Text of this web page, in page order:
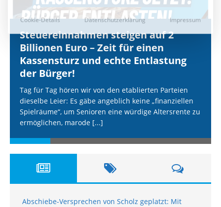
Steuereinnahmen steigen auf 2
Billionen Euro – Zeit für einen
Kassensturz und echte Entlastung
der Bürger!
Tag für Tag hören wir von den etablierten Parteien
dieselbe Leier: Es gäbe angeblich keine „finanziellen
Spielräume“, um Senioren eine würdige Altersrente zu
ermöglichen, marode [...]
Abschiebe-Versprechen von Scholz geplatzt: Mit